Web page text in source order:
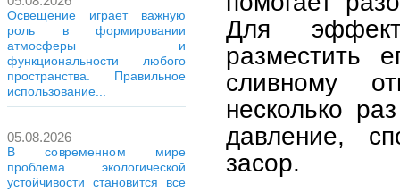
Освещение играет важную
роль в формировании
атмосферы и
функциональности любого
пространства. Правильное
использование...
05.08.2026
В современном мире
проблема экологической
устойчивости становится все
Для
разместить
сливному
несколько
давление,
засор.